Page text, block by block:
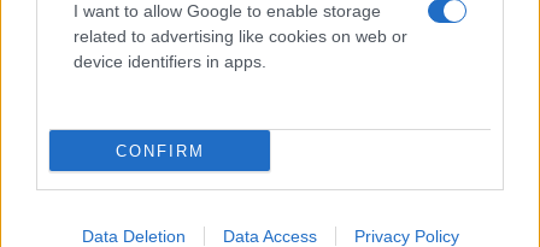
I want to allow Google to enable storage
related to advertising like cookies on web or
device identifiers in apps.
CONFIRM
Data Deletion Data Access Privacy Policy